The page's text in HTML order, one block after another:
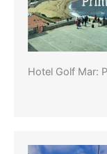
Hotel Golf Mar: